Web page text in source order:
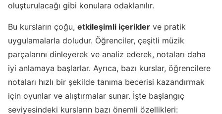
oluşturulacağı gibi konulara odaklanılır.
Bu kursların çoğu, etkileşimli içerikler ve pratik
uygulamalarla doludur. Öğrenciler, çeşitli müzik
parçalarını dinleyerek ve analiz ederek, notaları daha
iyi anlamaya başlarlar. Ayrıca, bazı kurslar, öğrencilere
notaları hızlı bir şekilde tanıma becerisi kazandırmak
için oyunlar ve alıştırmalar sunar. İşte başlangıç
seviyesindeki kursların bazı önemli özellikleri: